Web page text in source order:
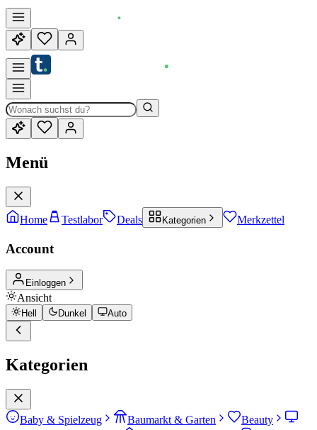
Menü
Home Testlabor Deals Kategorien Merkzettel
Account
Einloggen
Ansicht
Hell Dunkel Auto
Kategorien
Baby & Spielzeug Baumarkt & Garten
Beauty